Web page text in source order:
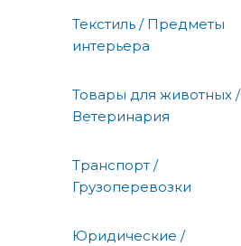
Текстиль / Предметы
интерьера
Товары для животных /
Ветеринария
Транспорт /
Грузоперевозки
Юридические /